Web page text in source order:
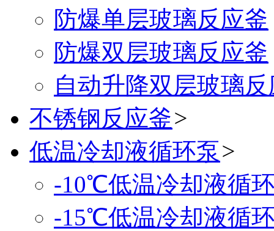
防爆单层玻璃反应釜
防爆双层玻璃反应釜
自动升降双层玻璃
不锈钢反应釜>
低温冷却液循环泵>
-10℃低温冷却液循
-15℃低温冷却液循